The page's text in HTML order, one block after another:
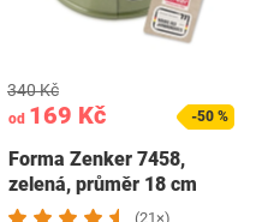
od 169 Kč
340 Kč
-50 %
Forma Zenker 7458,
zelená, průměr 18 cm
(21×)